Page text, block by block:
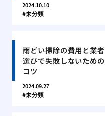
2024.10.10
未分類
雨どい掃除の費用と業者
選びで失敗しないための
コツ
2024.09.27
未分類